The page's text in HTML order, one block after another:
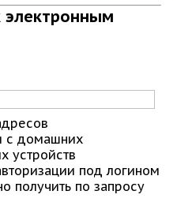
электронным
с домашних
устройств
под логином
получить по запросу